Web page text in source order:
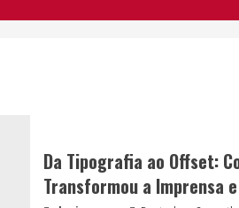
Da Tipografia ao Offset:
Transformou a Imprensa